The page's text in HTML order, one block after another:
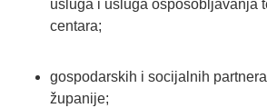
usluga i usluga osposobljavanja
centara;
gospodarskih i socijalnih
županije;